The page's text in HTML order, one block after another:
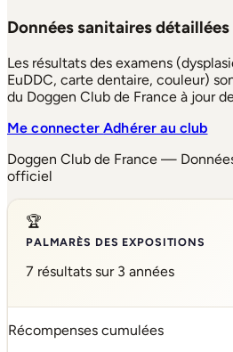
Données sanitaires détaillées
Les résultats des examens
EuDDC, carte dentaire, couleur)
du Doggen Club de France à jour
Me connecterAdhérer au club
Doggen Club de France —
officiel
🏆
PALMARÈS DES EXPOSITIONS
7 résultats sur 3 années
Récompenses cumulées